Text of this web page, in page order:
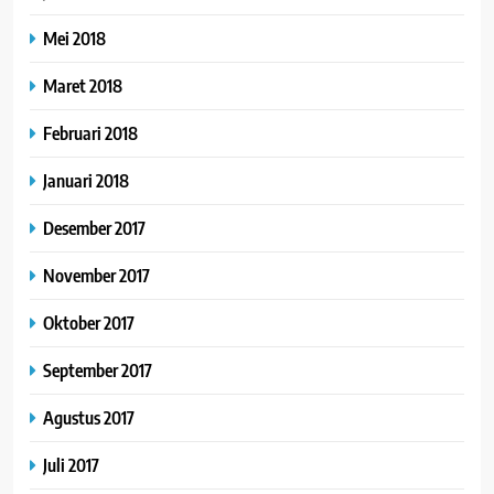
Mei 2018
Maret 2018
Februari 2018
Januari 2018
Desember 2017
November 2017
Oktober 2017
September 2017
Agustus 2017
Juli 2017